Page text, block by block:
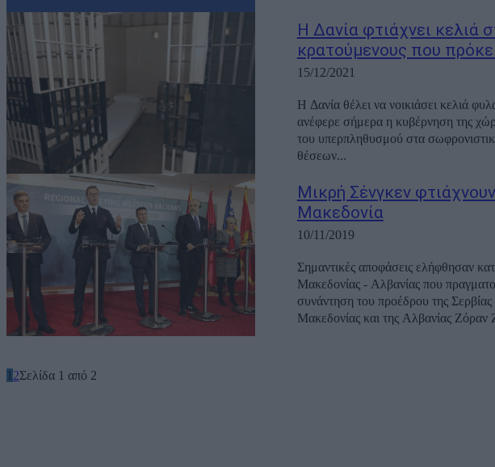
Η Δανία φτιάχνει κελιά
κρατούμενους που
15/12/2021
Η Δανία θέλει να νοικιάσει κελιά
ανέφερε σήμερα η κυβέρνηση της
του υπερπληθυσμού στα σωφρονιστικά καταστήματα. Το σχέδιο
θέσεων...
Μικρή Σένγκεν
Μακεδονία
10/11/2019
Σημαντικές αποφάσεις ελήφθησαν
Μακεδονίας - Αλβανίας που πραγματοποιείται στην
συνάντηση του προέδρου της
Μακεδονίας και της Αλβανίας Ζόραν
1 2Σελίδα 1 από 2